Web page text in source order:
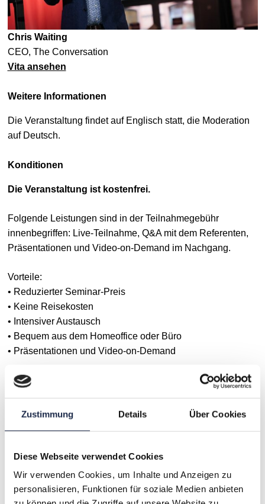
Zustimmung Details Über Cookies
Diese Webseite verwendet Cookies
Wir verwenden Cookies, um Inhalte und Anzeigen zu
personalisieren, Funktionen für soziale Medien anbieten
Chris Waiting
CEO, The Conversation
Vita ansehen
Weitere Informationen
Die Veranstaltung findet auf Englisch statt, die Moderation
auf Deutsch.
Konditionen
Die Veranstaltung ist kostenfrei.
Folgende Leistungen sind in der Teilnahmegebühr
innenbegriffen: Live-Teilnahme, Q&A mit dem Referenten,
Präsentationen und Video-on-Demand im Nachgang.
Vorteile:
• Reduzierter Seminar-Preis
• Keine Reisekosten
• Intensiver Austausch
• Bequem aus dem Homeoffice oder Büro
• Präsentationen und Video-on-Demand
Das ONLINE-Seminar ist personenbezogen und darf nicht
Geschäftsbedingungen
der VDZ Akademie.
Jennifer Panse